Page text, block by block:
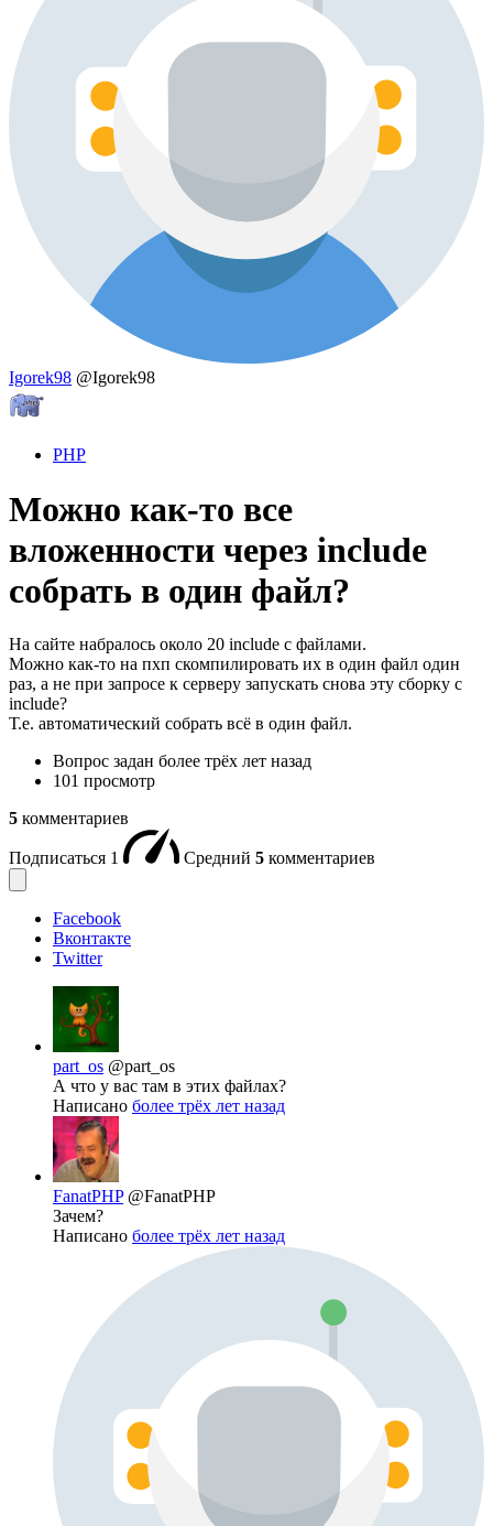
Igorek98 @Igorek98
PHP
Можно как-то все
вложенности через include
собрать в один файл?
На сайте набралось около 20 include с файлами.
Можно как-то на пхп скомпилировать их в один файл один
раз, а не при запросе к серверу запускать снова эту сборку с
include?
Т.е. автоматический собрать всё в один файл.
Вопрос задан более трёх лет назад
101 просмотр
5 комментариев
Подписаться 1 Средний 5 комментариев
Facebook
Вконтакте
Twitter
part_os @part_os
А что у вас там в этих файлах?
Написано более трёх лет назад
FanatPHP @FanatPHP
Зачем?
Написано более трёх лет назад